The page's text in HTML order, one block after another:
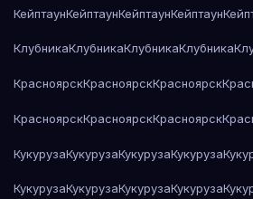
КейптаунКейптаунКейптаунКейптаун
КлубникаКлубникаКлубникаКлубника
КрасноярскКрасноярскКрасноярск
КрасноярскКрасноярскКрасноярск
КукурузаКукурузаКукурузаКукуруза
КукурузаКукурузаКукурузаКукуруза